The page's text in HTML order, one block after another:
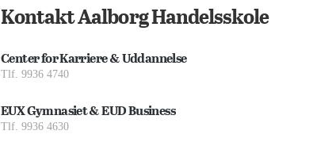
Kontakt Aalborg Handelsskole
Center for Karriere & Uddannelse
Tlf. 9936 4740
EUX Gymnasiet & EUD Business
Tlf. 9936 4630